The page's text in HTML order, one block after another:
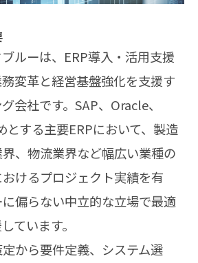
ルーは、ERP導入・活用支援
変革と経営基盤強化を支援す
会社です。SAP、Oracle、
する主要ERPにおいて、製造
、物流業界など幅広い業種の
けるプロジェクト実績を有
偏らない中立的な立場で最適
ています。
から要件定義、システム選